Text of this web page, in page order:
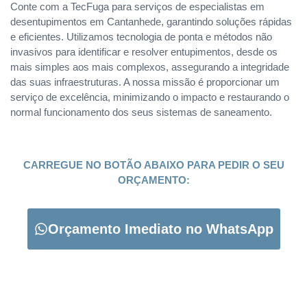
Conte com a TecFuga para serviços de especialistas em
desentupimentos em Cantanhede, garantindo soluções rápidas
e eficientes. Utilizamos tecnologia de ponta e métodos não
invasivos para identificar e resolver entupimentos, desde os
mais simples aos mais complexos, assegurando a integridade
das suas infraestruturas. A nossa missão é proporcionar um
serviço de excelência, minimizando o impacto e restaurando o
normal funcionamento dos seus sistemas de saneamento.
CARREGUE NO BOTÃO ABAIXO PARA PEDIR O SEU
ORÇAMENTO:
Orçamento Imediato no WhatsApp